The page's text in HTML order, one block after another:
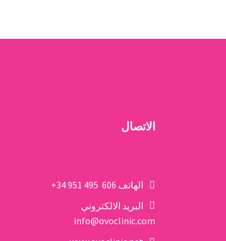
الاتصال
الهاتف 606 495 951 34+
البريد الالكتروني
info@ovoclinic.com